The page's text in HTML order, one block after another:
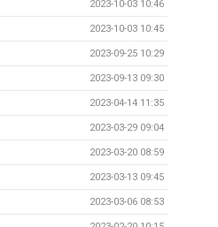
2023-10-03 10:46
2023-10-03 10:45
2023-09-25 10:29
2023-09-13 09:30
2023-04-14 11:35
2023-03-29 09:04
2023-03-20 08:59
2023-03-13 09:45
2023-03-06 08:53